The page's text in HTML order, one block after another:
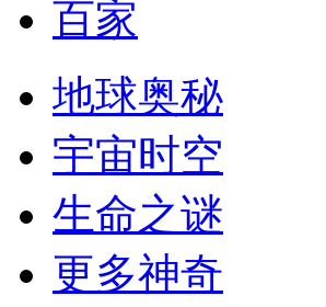
百家
地球奥秘
宇宙时空
生命之谜
更多神奇